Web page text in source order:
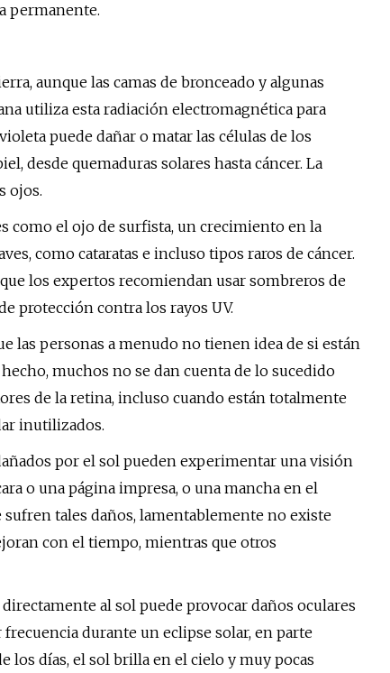
permanente.
aunque las camas de bronceado y algunas
utiliza esta radiación electromagnética para
puede dañar o matar las células de los
desde quemaduras solares hasta cáncer. La
ojos.
como el ojo de surfista, un crecimiento en la
como cataratas e incluso tipos raros de cáncer.
los expertos recomiendan usar sombreros de
protección contra los rayos UV.
las personas a menudo no tienen idea de si están
muchos no se dan cuenta de lo sucedido
de la retina, incluso cuando están totalmente
inutilizados.
por el sol pueden experimentar una visión
o una página impresa, o una mancha en el
tales daños, lamentablemente no existe
con el tiempo, mientras que otros
al sol puede provocar daños oculares
durante un eclipse solar, en parte
los días, el sol brilla en el cielo y muy pocas